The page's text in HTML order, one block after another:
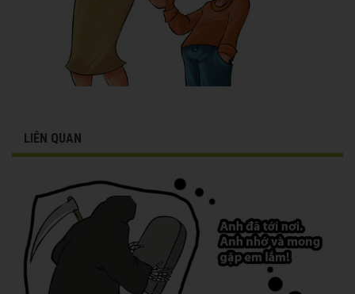
LIÊN QUAN